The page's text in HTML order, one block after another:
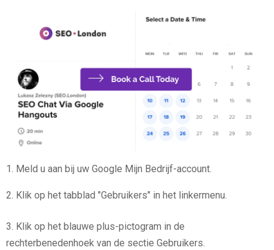
1. Meld u aan bij uw Google Mijn Bedrijf-account.
2. Klik op het tabblad "Gebruikers" in het linkermenu.
3. Klik op het blauwe plus-pictogram in de
rechterbenedenhoek van de sectie Gebruikers.